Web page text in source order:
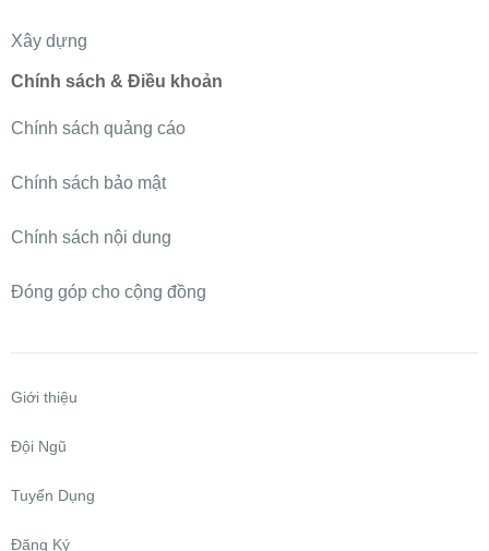
Xây dựng
Chính sách & Điều khoản
Chính sách quảng cáo
Chính sách bảo mật
Chính sách nội dung
Đóng góp cho cộng đồng
Giới thiệu
Đội Ngũ
Tuyển Dụng
Đăng Ký